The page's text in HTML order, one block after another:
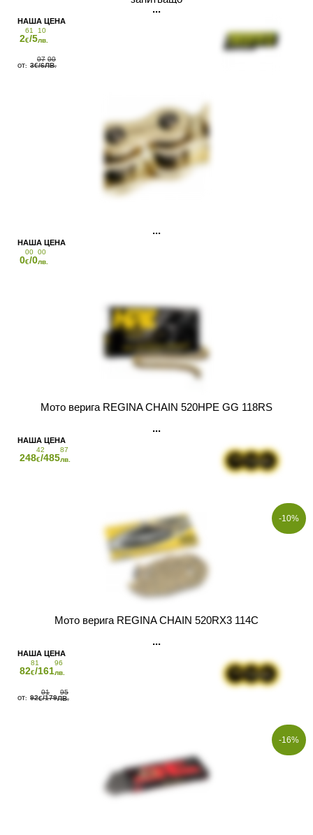
2
61
€/5
10
лв.
3
07
€/6
00
ЛВ.
0
00
€/0
00
лв.
Мото верига REGINA CHAIN 520HPE GG 118RS
248
42
€/485
87
лв.
-10%
Мото верига REGINA CHAIN 520RX3 114C
82
81
€/161
96
лв.
92
01
€/179
95
ЛВ.
-16%